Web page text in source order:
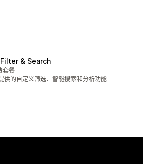
& Search
套餐
供的自定义筛选、智能搜索和分析功能